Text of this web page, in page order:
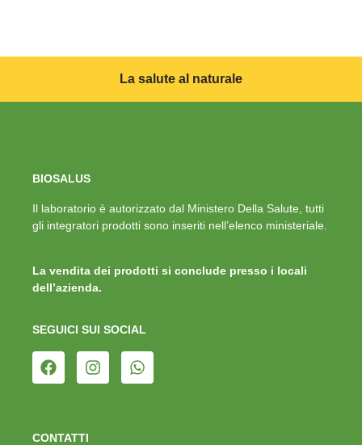
La salute al naturale
BIOSALUS
Il laboratorio è autorizzato dal Ministero Della Salute, tutti
gli integratori prodotti sono inseriti nell’elenco ministeriale.
La vendita dei prodotti si conclude presso i locali
dell’azienda.
SEGUICI SUI SOCIAL
CONTATTI